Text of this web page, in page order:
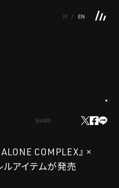
JP EN
SERIES
MOVIE GALLERY
SHARE
COMPLEX』 ×
ルアイテムが発売